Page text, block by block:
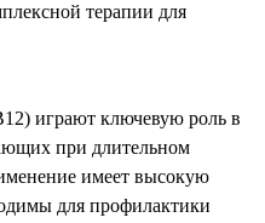
терапии для
играют ключевую роль в
при длительном
имеет высокую
для профилактики